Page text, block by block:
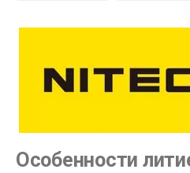
Особенности